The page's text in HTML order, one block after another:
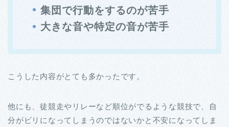
集団で行動をするのが苦手
大きな音や特定の音が苦手
こうした内容がとても多かったです。
他にも、徒競走やリレーなど順位がでるような競技で、自
分がビリになってしまうのではないかと不安になってしま